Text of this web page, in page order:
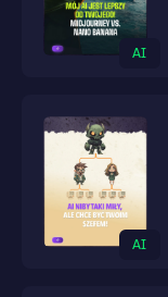
AI
AI